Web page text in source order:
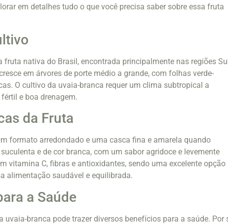
em detalhes tudo o que você precisa saber sobre essa fruta
fruta nativa do Brasil, encontrada principalmente nas regiões
em árvores de porte médio a grande, com folhas verde-
O cultivo da uvaia-branca requer um clima subtropical a
e boa drenagem.
da Fruta
formato arredondado e uma casca fina e amarela quando
e de cor branca, com um sabor agridoce e levemente
vitamina C, fibras e antioxidantes, sendo uma excelente opção
alimentação saudável e equilibrada.
a Saúde
uvaia-branca pode trazer diversos benefícios para a saúde. Por